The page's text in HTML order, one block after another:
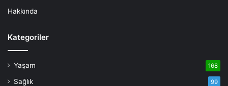
Hakkında
Kategoriler
Yaşam 168
Sağlık 99